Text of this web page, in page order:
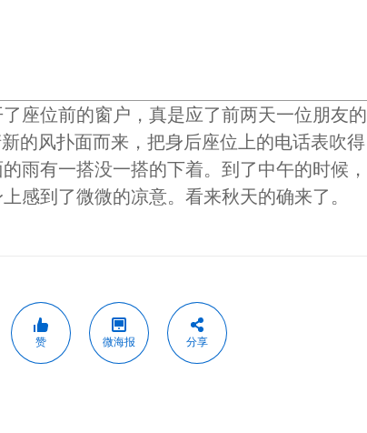
座位前的窗户，真是应了前两天一位朋友的
的风扑面而来，把身后座位上的电话表吹得
雨有一搭没一搭的下着。到了中午的时候，
感到了微微的凉意。看来秋天的确来了。
赞 微海报 分享